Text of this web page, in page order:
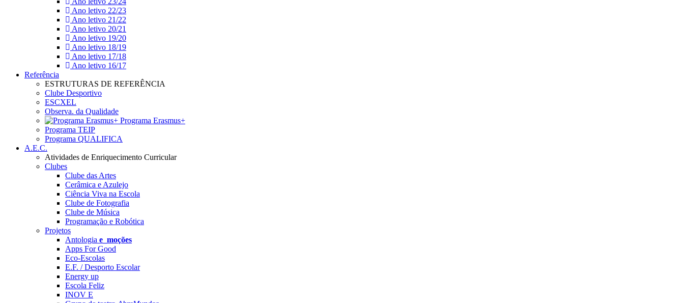
Ano letivo 22/23
Ano letivo 21/22
Ano letivo 20/21
Ano letivo 19/20
Ano letivo 18/19
Ano letivo 17/18
Ano letivo 16/17
Referência
ESTRUTURAS DE REFERÊNCIA
Clube Desportivo
ESCXEL
Observa. da Qualidade
Programa Erasmus+
Programa TEIP
Programa QUALIFICA
A.E.C.
Atividades de Enriquecimento Curricular
Clubes
Clube das Artes
Cerâmica e Azulejo
Ciência Viva na Escola
Clube de Fotografia
Clube de Música
Programação e Robótica
Projetos
Antologia e_moções
Apps For Good
Eco-Escolas
E.F. / Desporto Escolar
Energy up
Escola Feliz
INOV E